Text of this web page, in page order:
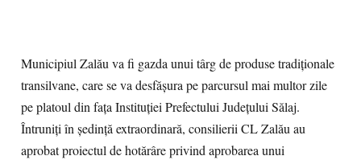
Municipiul Zalău va fi gazda unui târg de produse tradiţionale
transilvane, care se va desfăşura pe parcursul mai multor zile
pe platoul din faţa Instituţiei Prefectului Judeţului Sălaj.
Întruniţi în şedinţă extraordinară, consilierii CL Zalău au
aprobat proiectul de hotărâre privind aprobarea unui